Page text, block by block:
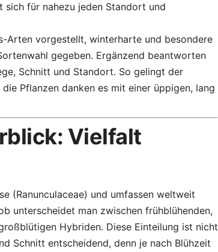
für nahezu jeden Standort und
Arten vorgestellt, winterharte und besondere
gegeben. Ergänzend beantworten
Schnitt und Standort. So gelingt der
Pflanzen danken es mit einer üppigen, lang
Vielfalt
(Ranunculaceae) und umfassen weltweit
unterscheidet man zwischen frühblühenden,
Hybriden. Diese Einteilung ist nicht
Schnitt entscheidend, denn je nach Blühzeit